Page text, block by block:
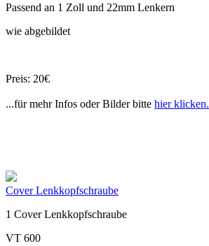
Passend an 1 Zoll und 22mm Lenkern
wie abgebildet
Preis: 20€
...für mehr Infos oder Bilder bitte hier klicken.
Cover Lenkkopfschraube
1 Cover Lenkkopfschraube
VT 600